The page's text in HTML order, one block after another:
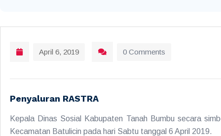
April 6, 2019 0 Comments
Penyaluran RASTRA
Kepala Dinas Sosial Kabupaten Tanah Bumbu secara
Kecamatan Batulicin pada hari Sabtu tanggal 6 April 2019.